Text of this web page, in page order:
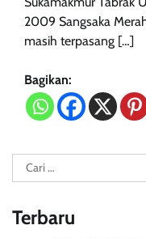
2009 Sangsaka
masih terpasang […]
Bagikan:
Cari
untuk:
Terbaru